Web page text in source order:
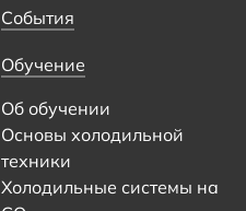
События
Обучение
Об обучении
Основы холодильной
техники
Холодильные системы на